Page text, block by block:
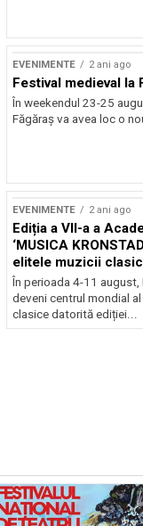
EVENIMENTE 2 ani ago
Festival medieval la
În weekendul 23-25
Făgăraș va avea loc o
EVENIMENTE 2 ani ago
Ediția a VII-a a
‘MUSICA
elitele muzicii
Brașov
În perioada 4-11 august,
deveni centrul mondial
clasice datorită ediției...